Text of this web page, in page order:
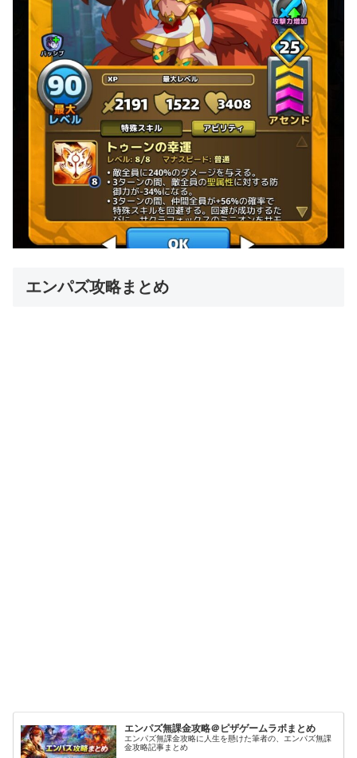
エンパズ攻略まとめ
エンパズ無課金攻略＠ピザゲームラボまとめ
エンパズ無課金攻略に人生を懸けた筆者の、エンパズ無課
金攻略記事まとめ